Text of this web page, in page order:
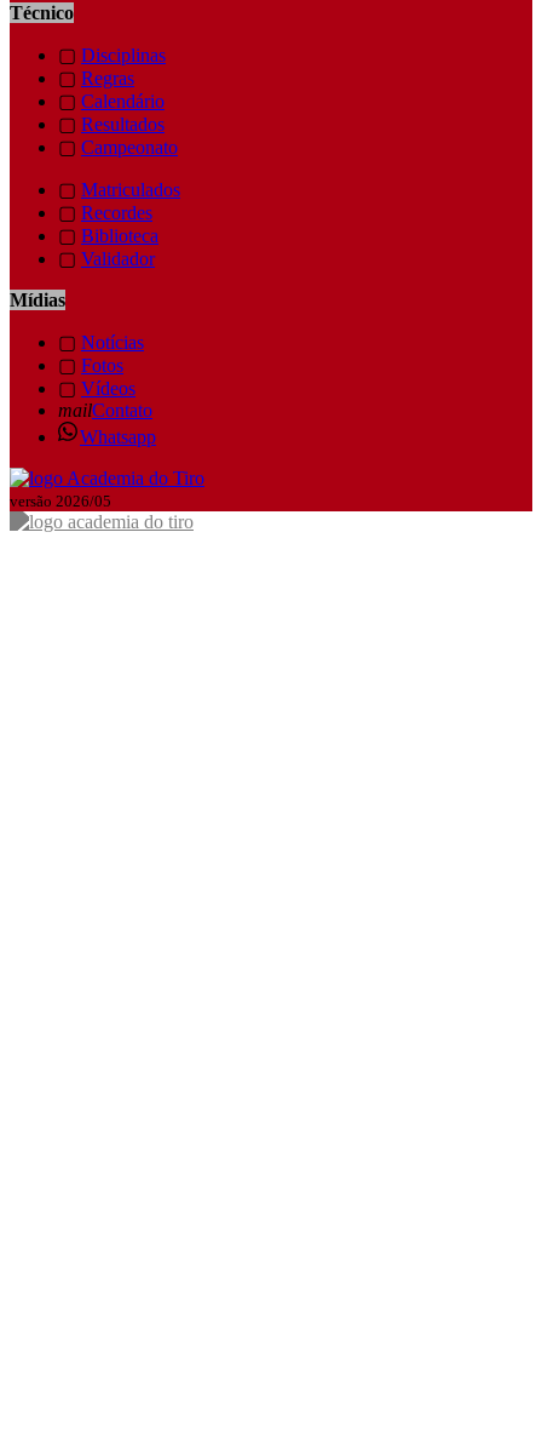
Técnico
▢ Disciplinas
▢ Regras
▢ Calendário
▢ Resultados
▢ Campeonato
▢ Matriculados
▢ Recordes
▢ Biblioteca
▢ Validador
Mídias
▢ Notícias
▢ Fotos
▢ Vídeos
mailContato
Whatsapp
versão 2026/05